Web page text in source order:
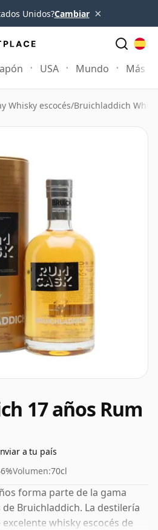
Unidos?Cambiar ×
USA Mundo Más
Whisky escocés/Bruichladdich
17 años Rum
a tu país
Volumen:70cl
forma parte de la gama
Bruichladdich. La destilería
whisky escocés de